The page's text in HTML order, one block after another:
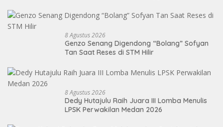
8 Agustus 2026
Genzo Senang Digendong “Bolang” Sofyan
Tan Saat Reses di STM Hilir
8 Agustus 2026
Dedy Hutajulu Raih Juara III Lomba Menulis
LPSK Perwakilan Medan 2026